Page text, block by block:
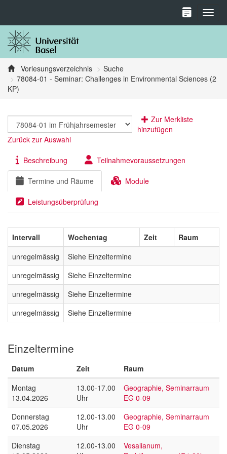
Vorlesungsverzeichnis
Suche
78084-01 - Seminar: Challenges in Environmental Sciences (2
KP)
Zur Merkliste
hinzufügen
Zurück zur Auswahl
Beschreibung Teilnahmevoraussetzungen
Termine und Räume Module
Leistungsüberprüfung
Intervall Wochentag Zeit
Raum
unregelmässig
Siehe Einzeltermine
unregelmässig
Siehe Einzeltermine
unregelmässig
Siehe Einzeltermine
unregelmässig
Siehe Einzeltermine
Einzeltermine
Datum Zeit
Raum
Montag
13.04.2026
13.00-17.00
Uhr
Geographie, Seminarraum
EG 0-09
Donnerstag
07.05.2026
12.00-13.00
Uhr
Geographie, Seminarraum
EG 0-09
Dienstag
12.00-13.00
Vesalianum,